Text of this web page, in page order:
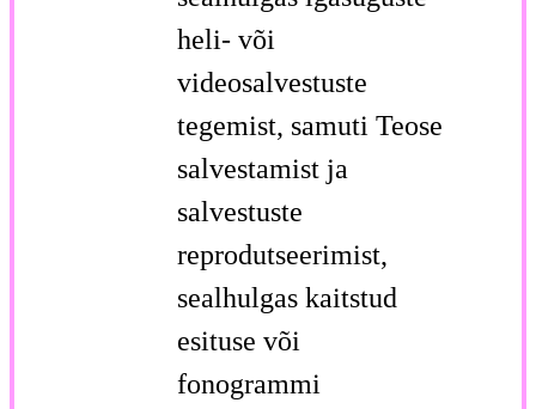
heli- või
videosalvestuste
tegemist, samuti Teose
salvestamist ja
salvestuste
reprodutseerimist,
sealhulgas kaitstud
esituse või
fonogrammi